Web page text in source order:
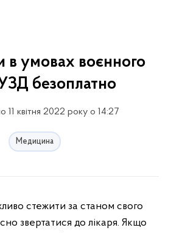
в умовах воєнного
безоплатно
11 квітня 2022 року о 14:27
Медицина
звертатися до лікаря. Якщо